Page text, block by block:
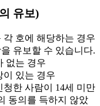
유보)
호에 해당하는 경우
유보할 수 있습니다.
없는 경우
이 있는 경우
청한 사람이 14세 미만
동의를 득하지 않았